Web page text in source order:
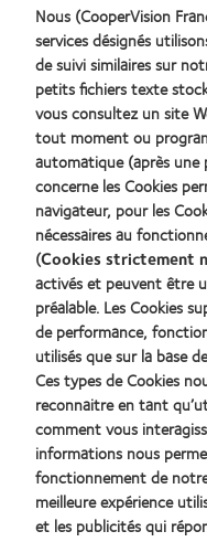
Tout donner sur la
piste de danse
plus
Nos produits
Trouver un spécialiste
Lentilles de contact et
Nouveau porteur
Notre Entreprise
Carrières chez
Actualités
Nous (CooperVision
services désignés
de suivi similaires sur
petits fichiers texte
vous consultez un site
tout moment ou
automatique (après une
concerne les Cookies
navigateur, pour les
nécessaires au
(Cookies strictement
activés et peuvent être
préalable. Les Cookies
de performance,
utilisés que sur la base
Ces types de Cookies
reconnaitre en tant
comment vous
informations nous
fonctionnement de
meilleure expérience
et les publicités qui